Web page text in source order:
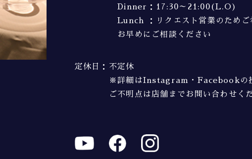
Dinner：17:30～21:00(L.O)
Lunch ：リクエスト営業のためご
お早めにご相談ください
定休日 ： 不定休
※詳細はInstagram・Facebookの投
ご不明点は店舗までお問い合わせく